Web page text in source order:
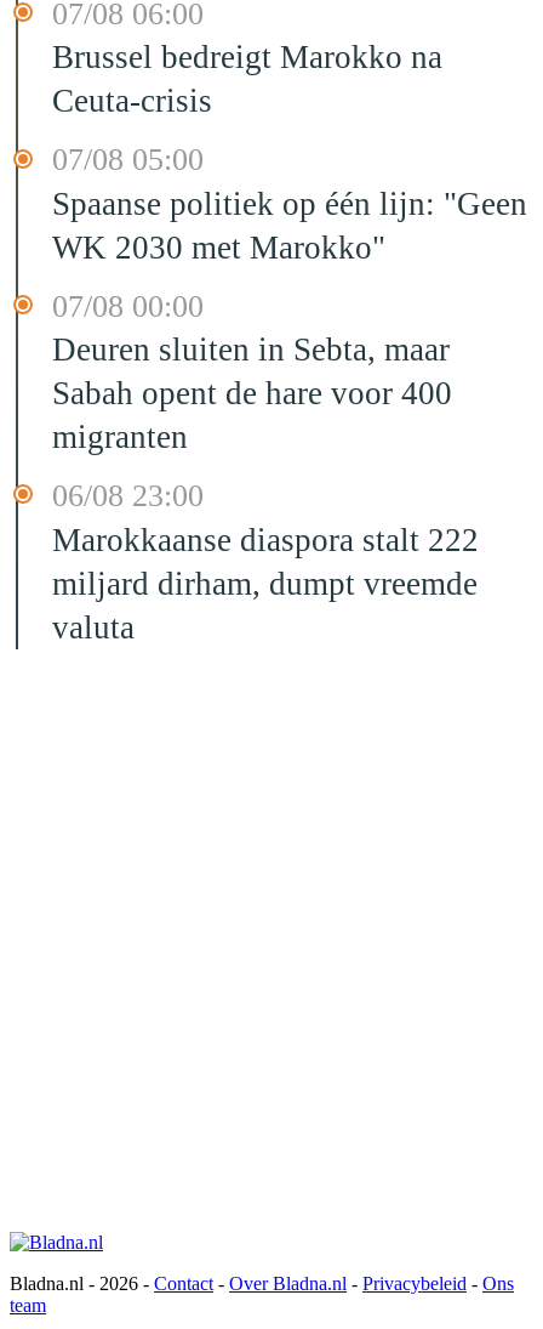
07/08 06:00
Brussel bedreigt Marokko na
Ceuta-crisis
07/08 05:00
Spaanse politiek op één lijn: "Geen
WK 2030 met Marokko"
07/08 00:00
Deuren sluiten in Sebta, maar
Sabah opent de hare voor 400
migranten
06/08 23:00
Marokkaanse diaspora stalt 222
miljard dirham, dumpt vreemde
valuta
Bladna.nl - 2026 - Contact - Over Bladna.nl - Privacybeleid - Ons
team